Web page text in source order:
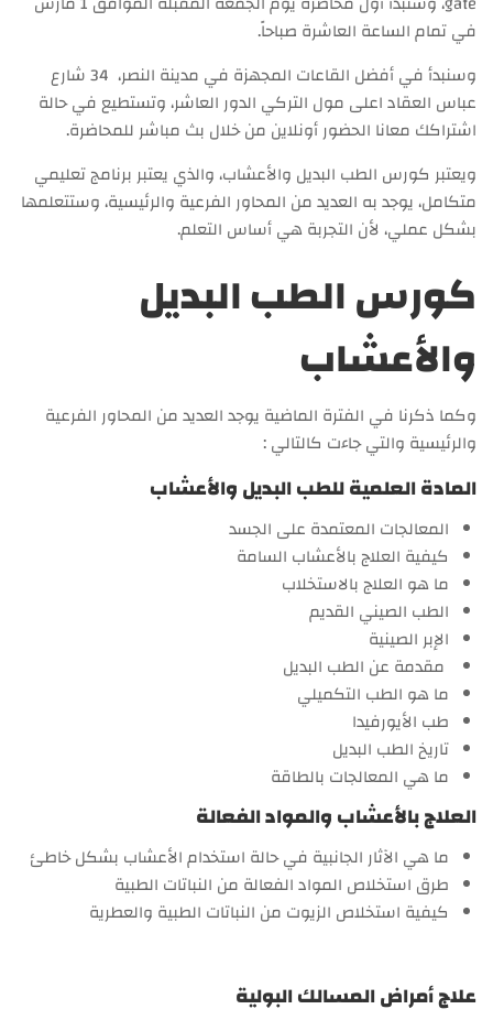
في تمام الساعة العاشرة صباحاً.
وسنبدأ في أفضل القاعات المجهزة في مدينة النصر، 34 شارع
عباس العقاد اعلى مول التركي الدور العاشر، وتستطيع في حالة
اشتراكك معانا الحضور أونلاين من خلال بث مباشر للمحاضرة.
ويعتبر كورس الطب البديل والأعشاب، والذي يعتبر برنامج تعليمي
متكامل، يوجد به العديد من المحاور الفرعية والرئيسية، وستتعلمها
بشكل عملي، لأن التجربة هي أساس التعلم.
كورس الطب البديل
والأعشاب
وكما ذكرنا في الفترة الماضية يوجد العديد من المحاور الفرعية
والرئيسية والتي جاءت كالتالي :
المادة العلمية للطب البديل والأعشاب
المعالجات المعتمدة على الجسد
كيفية العلاج بالأعشاب السامة
ما هو العلاج بالاستخلاب
الطب الصيني القديم
الإبر الصينية
مقدمة عن الطب البديل
ما هو الطب التكميلي
طب الأيورفيدا
تاريخ الطب البديل
ما هي المعالجات بالطاقة
العلاج بالأعشاب والمواد الفعالة
ما هي الآثار الجانبية في حالة استخدام الأعشاب بشكل خاطئ
طرق استخلاص المواد الفعالة من النباتات الطبية
كيفية استخلاص الزيوت من النباتات الطبية والعطرية
علاج أمراض المسالك البولية